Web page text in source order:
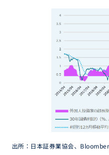
出所：日本証券業協会、